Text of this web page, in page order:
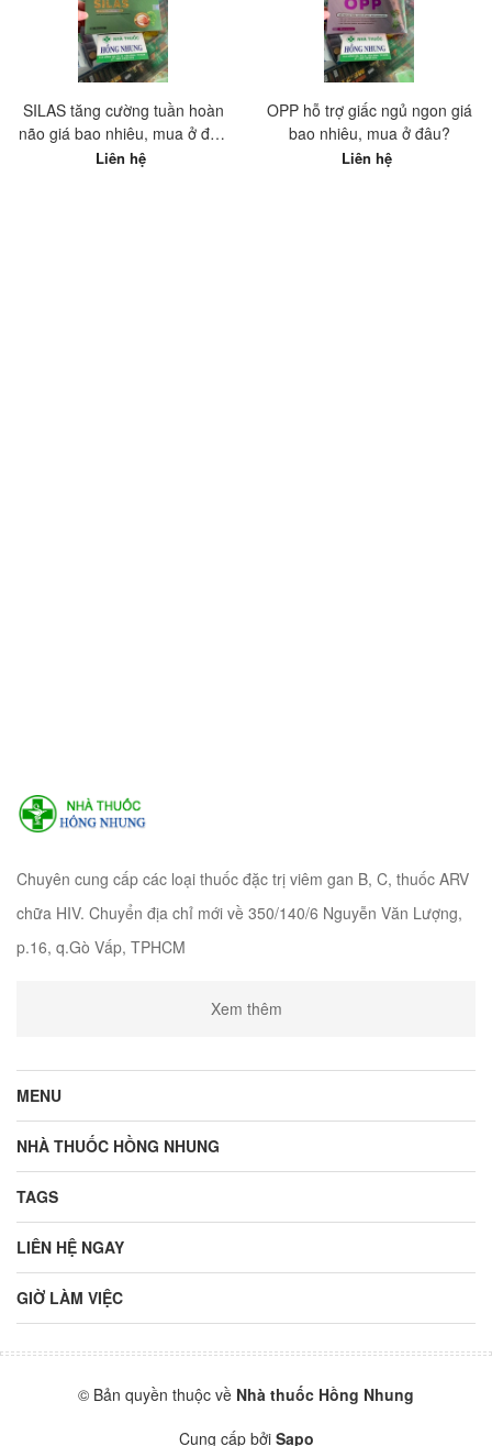
SILAS tăng cường tuần hoàn
não giá bao nhiêu, mua ở đâu
tốt nhất?
Liên hệ
OPP hỗ trợ giấc ngủ ngon giá
bao nhiêu, mua ở đâu?
Liên hệ
Chuyên cung cấp các loại thuốc đặc trị viêm gan B, C, thuốc ARV
chữa HIV. Chuyển địa chỉ mới về 350/140/6 Nguyễn Văn Lượng,
p.16, q.Gò Vấp, TPHCM
Xem thêm
MENU
NHÀ THUỐC HỒNG NHUNG
TAGS
LIÊN HỆ NGAY
GIỜ LÀM VIỆC
© Bản quyền thuộc về Nhà thuốc Hồng Nhung
Cung cấp bởi Sapo